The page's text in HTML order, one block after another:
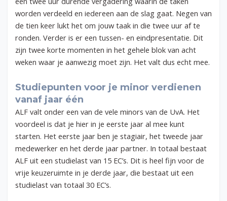
worden verdeeld en iedereen aan de slag gaat. Negen van
de tien keer lukt het om jouw taak in die twee uur af te
ronden. Verder is er een tussen- en eindpresentatie. Dit
zijn twee korte momenten in het gehele blok van acht
weken waar je aanwezig moet zijn. Het valt dus echt mee.
Studiepunten voor je minor verdienen
vanaf jaar één
ALF valt onder een van de vele minors van de UvA. Het
voordeel is dat je hier in je eerste jaar al mee kunt
starten. Het eerste jaar ben je stagiair, het tweede jaar
medewerker en het derde jaar partner. In totaal bestaat
ALF uit een studielast van 15 EC’s. Dit is heel fijn voor de
vrije keuzeruimte in je derde jaar, die bestaat uit een
studielast van totaal 30 EC’s.